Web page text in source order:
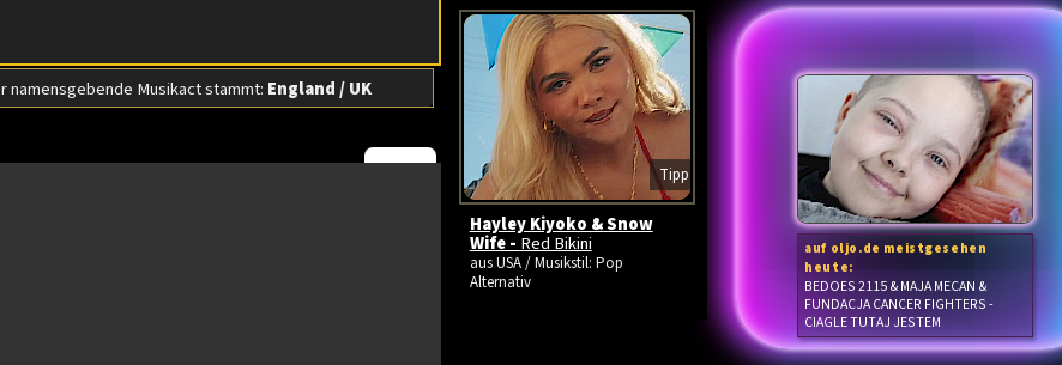
namensgebende Musikact stammt: England / UK
auf oljo.de meistgesehen
heute:
BEDOES 2115 & MAJA MECAN &
FUNDACJA CANCER FIGHTERS -
CIAGLE TUTAJ JESTEM
Tipp
Hayley Kiyoko & Snow
Wife - Red Bikini
aus USA / Musikstil: Pop
Alternativ